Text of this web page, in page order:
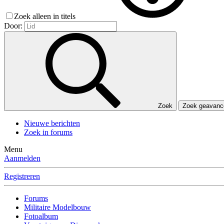
Zoek alleen in titels
Door:
Zoek Zoek
Nieuwe berichten
Zoek in forums
Menu
Aanmelden
Registreren
Forums
Militaire Modelbouw
Fotoalbum